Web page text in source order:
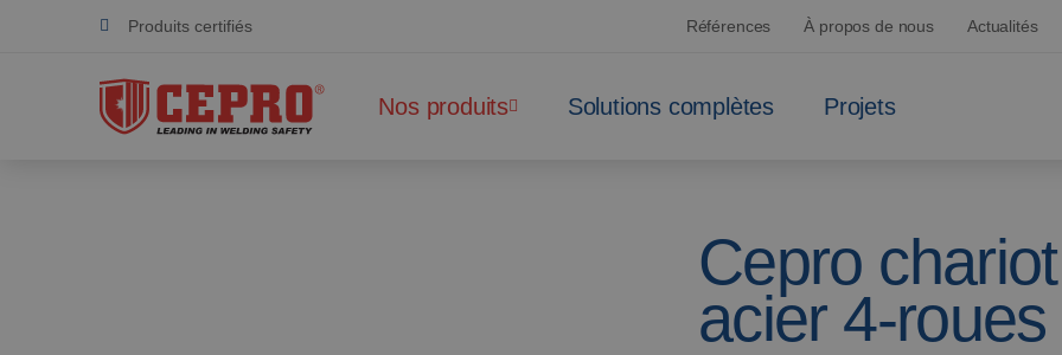
Produits certifiés
Collaboration durable
Fournisseur global pour un atelier de soudure sécurisé
Références À propos de nous Actualités
Nos produits Solutions complètes Projets
Cepro
acier 4-roues